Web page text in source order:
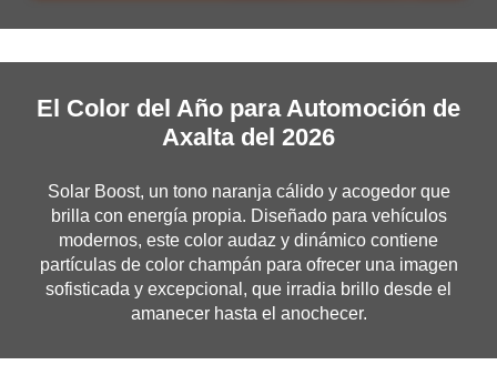
El Color del Año para Automoción de
Axalta del 2026
Solar Boost, un tono naranja cálido y acogedor que
brilla con energía propia. Diseñado para vehículos
modernos, este color audaz y dinámico contiene
partículas de color champán para ofrecer una imagen
sofisticada y excepcional, que irradia brillo desde el
amanecer hasta el anochecer.